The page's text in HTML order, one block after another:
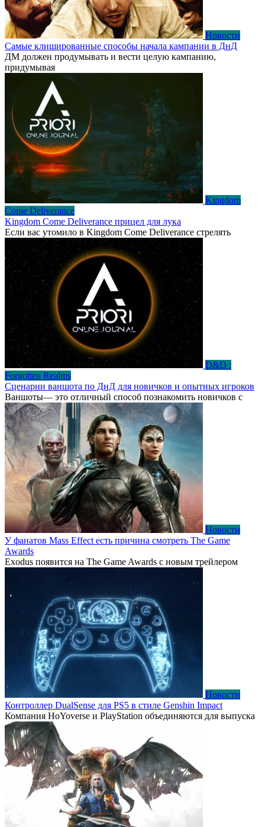
Новости
Самые клишированные способы начала кампании в ДнД
ДМ должен продумывать и вести целую кампанию,
придумывая
Kingdom
Come Deliverance
Kingdom Come Deliverance прицел для лука
Если вас утомило в Kingdom Come Deliverance стрелять
D&D :
Forgotten Realms
Сценарии ваншота по ДнД для новичков и опытных игроков
Ваншоты— это отличный способ познакомить новичков с
Новости
У фанатов Mass Effect есть причина смотреть The Game
Awards
Exodus появится на The Game Awards с новым трейлером
Новости
Контроллер DualSense для PS5 в стиле Genshin Impact
Компания HoYoverse и PlayStation объединяются для выпуска